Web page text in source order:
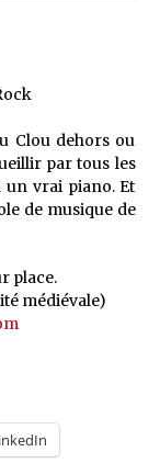
Clou dehors ou
par tous les
un vrai piano. Et
de musique de
place.
médiévale)